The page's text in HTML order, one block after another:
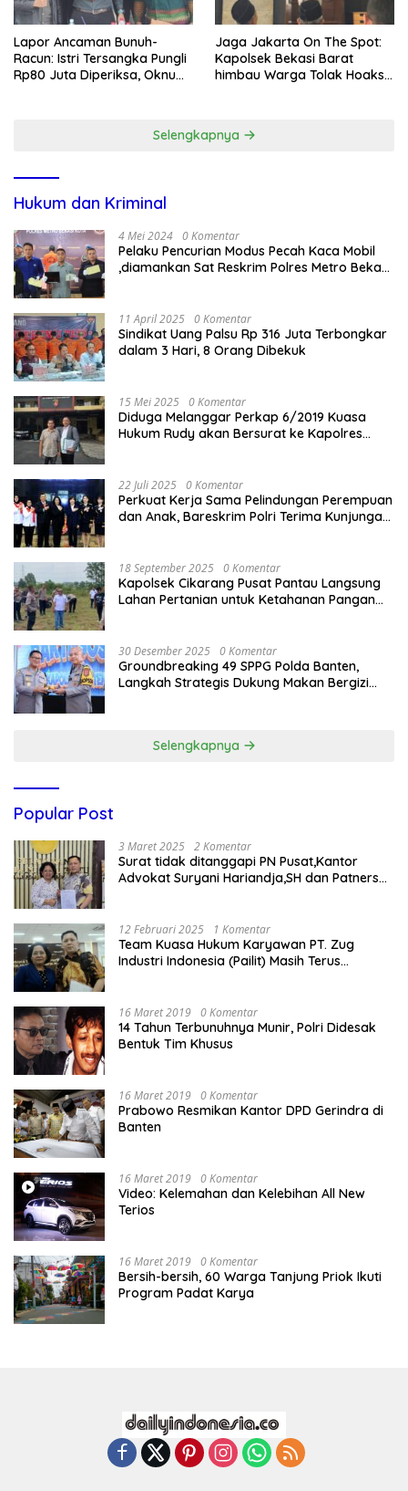
Lapor Ancaman Bunuh-
Racun: Istri Tersangka Pungli
Rp80 Juta Diperiksa, Oknum
Jaga Jakarta On The Spot:
Kapolsek Bekasi Barat
himbau Warga Tolak Hoaks
Selengkapnya
Hukum dan Kriminal
4 Mei 2024 0 Komentar
Pelaku Pencurian Modus Pecah Kaca Mobil
,diamankan Sat Reskrim Polres Metro Bekasi
11 April 2025 0 Komentar
Sindikat Uang Palsu Rp 316 Juta Terbongkar
dalam 3 Hari, 8 Orang Dibekuk
15 Mei 2025 0 Komentar
Diduga Melanggar Perkap 6/2019 Kuasa
Hukum Rudy akan Bersurat ke Kapolres
22 Juli 2025 0 Komentar
Perkuat Kerja Sama Pelindungan Perempuan
dan Anak, Bareskrim Polri Terima Kunjungan
18 September 2025 0 Komentar
Kapolsek Cikarang Pusat Pantau Langsung
Lahan Pertanian untuk Ketahanan Pangan
30 Desember 2025 0 Komentar
Groundbreaking 49 SPPG Polda Banten,
Langkah Strategis Dukung Makan Bergizi
Selengkapnya
Popular Post
3 Maret 2025 2 Komentar
Surat tidak ditanggapi PN Pusat,Kantor
Advokat Suryani Hariandja,SH dan Patners
12 Februari 2025 1 Komentar
Team Kuasa Hukum Karyawan PT. Zug
Industri Indonesia (Pailit) Masih Terus
16 Maret 2019 0 Komentar
14 Tahun Terbunuhnya Munir, Polri Didesak
Bentuk Tim Khusus
16 Maret 2019 0 Komentar
Prabowo Resmikan Kantor DPD Gerindra di
Banten
16 Maret 2019 0 Komentar
Video: Kelemahan dan Kelebihan All New
Terios
16 Maret 2019 0 Komentar
Bersih-bersih, 60 Warga Tanjung Priok Ikuti
Program Padat Karya